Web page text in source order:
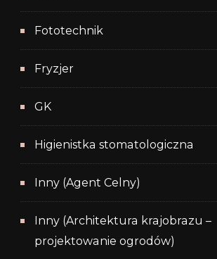
Fototechnik
Fryzjer
GK
Higienistka stomatologiczna
Inny (Agent Celny)
Inny (Architektura krajobrazu –
projektowanie ogrodów)